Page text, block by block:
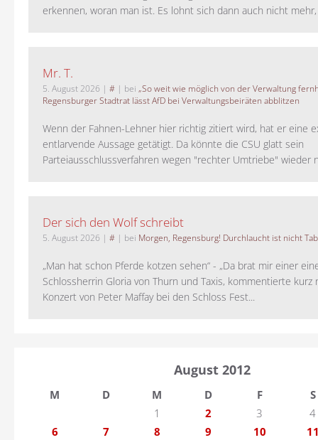
erkennen, woran man ist. Es lohnt sich dann auch nicht mehr,
Mr. T.
5. August 2026 | # | bei „So weit wie möglich von der Verwaltung
Regensburger Stadtrat lässt AfD bei Verwaltungsbeiräten abblitzen
Wenn der Fahnen-Lehner hier richtig zitiert wird, hat er eine
entlarvende Aussage getätigt. Da könnte die CSU glatt sein
Parteiausschlussverfahren wegen "rechter Umtriebe" wieder
Der sich den Wolf schreibt
5. August 2026 | # | bei Morgen, Regensburg! Durchlaucht ist nicht
„Man hat schon Pferde kotzen sehen“ - „Da brat mir einer
Schlossherrin Gloria von Thurn und Taxis, kommentierte kurz
Konzert von Peter Maffay bei den Schloss Fest...
August 2012
M D M D F
S
1
2 3
4
6
7 8 9 10